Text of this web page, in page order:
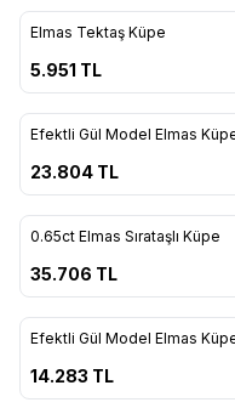
Elmas Tektaş Küpe
5.951 TL
Efektli Gül Model Elmas
23.804 TL
0.65ct Elmas Sırataşlı Küpe
35.706 TL
Efektli Gül Model Elmas
14.283 TL